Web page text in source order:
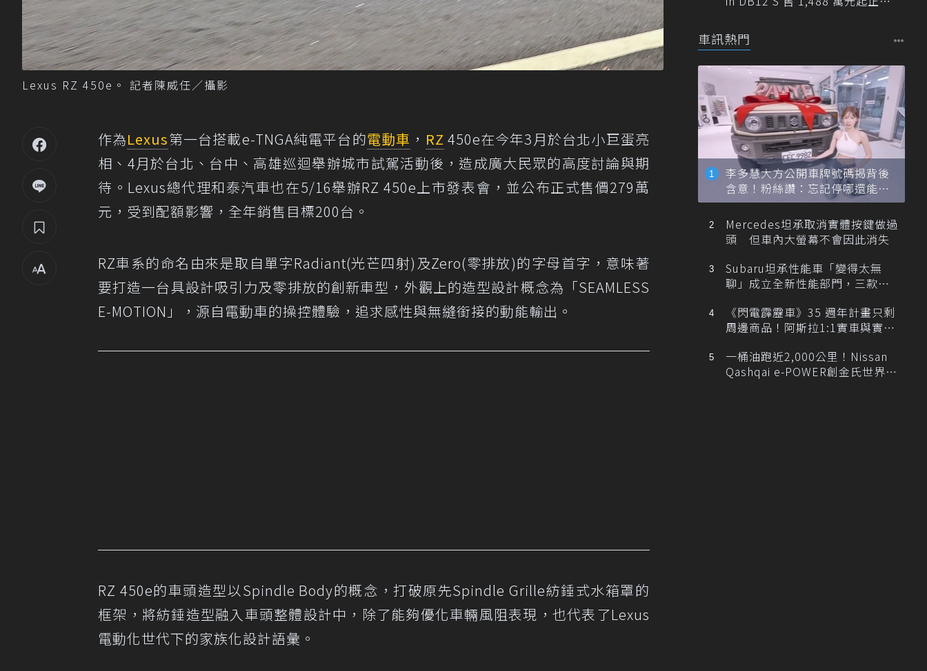
Lexus RZ 450e。 記者陳威任／攝影
作為Lexus第一台搭載e-TNGA純電平台的電動車 ， RZ 450e在今年3月於台北小巨蛋亮
相、4月於台北、台中、高雄巡迴舉辦城市試駕活動後，造成廣大民眾的高度討論與期
待。Lexus總代理和泰汽車也在5/16舉辦RZ 450e上市發表會，並公布正式售價279萬
元，受到配額影響，全年銷售目標200台。
RZ車系的命名由來是取自單字Radiant(光芒四射)及Zero(零排放)的字母首字，意味著
要打造一台具設計吸引力及零排放的創新車型，外觀上的造型設計概念為「SEAMLESS
E-MOTION」，源自電動車的操控體驗，追求感性與無縫銜接的動能輸出。
RZ 450e的車頭造型以Spindle Body的概念，打破原先Spindle Grille紡錘式水箱罩的
框架，將紡錘造型融入車頭整體設計中，除了能夠優化車輛風阻表現，也代表了Lexus
電動化世代下的家族化設計語彙。
車訊熱門
李多慧大方公開車牌號碼揭背後
含意！粉絲讚：忘記停哪還能幫
忙找車
Mercedes坦承取消實體按鍵做過
頭 但車內大螢幕不會因此消失
Subaru坦承性能車「變得太無
聊」成立全新性能部門，三款手
《閃電霹靂車》35 週年計畫只剩
周邊商品！阿斯拉1:1實車與實體
一桶油跑近2,000公里！Nissan
Qashqai e-POWER創金氏世界紀